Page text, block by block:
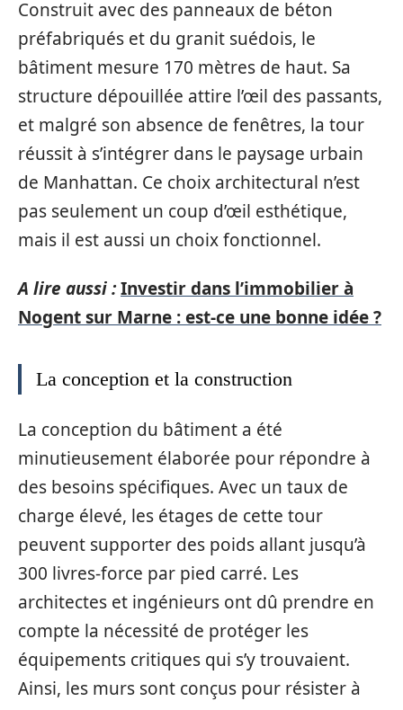
Construit avec des panneaux de béton
préfabriqués et du granit suédois, le
bâtiment mesure 170 mètres de haut. Sa
structure dépouillée attire l’œil des passants,
et malgré son absence de fenêtres, la tour
réussit à s’intégrer dans le paysage urbain
de Manhattan. Ce choix architectural n’est
pas seulement un coup d’œil esthétique,
mais il est aussi un choix fonctionnel.
A lire aussi :Investir dans l’immobilier à
Nogent sur Marne : est-ce une bonne idée ?
La conception et la construction
La conception du bâtiment a été
minutieusement élaborée pour répondre à
des besoins spécifiques. Avec un taux de
charge élevé, les étages de cette tour
peuvent supporter des poids allant jusqu’à
300 livres-force par pied carré. Les
architectes et ingénieurs ont dû prendre en
compte la nécessité de protéger les
équipements critiques qui s’y trouvaient.
Ainsi, les murs sont conçus pour résister à